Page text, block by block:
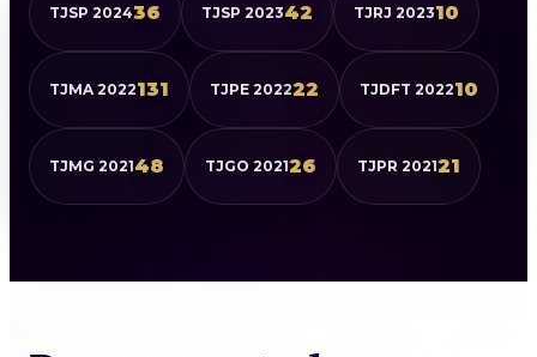
TJSP 202436 TJSP 202342 TJRJ 202310
TJMA 2022131 TJPE 202222 TJDFT 202210
TJMG 202148 TJGO 202126 TJPR 202121